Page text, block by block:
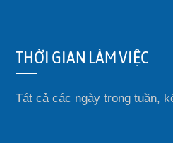
THỜI GIAN LÀM VIỆC
Tát cả các ngày trong tuần,